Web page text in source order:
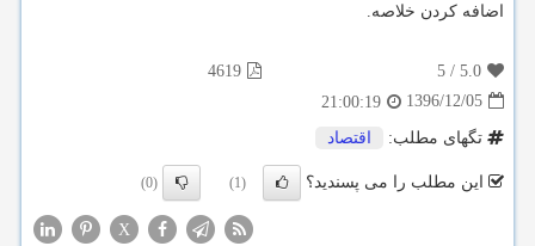
اضافه كردن خلاصه.
5.0
/
5
4619
1396/12/05
21:00:19
تگهای مطلب:
اقتصاد
این مطلب را می پسندید؟ (1)
(0)
X